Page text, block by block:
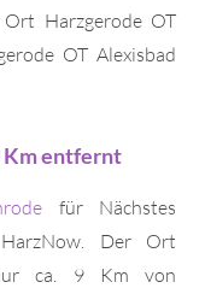
Harzgerode OT
OT Alexisbad
Km entfernt
für Nächstes
Der Ort
ca. 9 Km von